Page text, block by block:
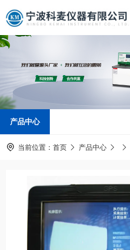
产品中心
当前位置： 首页 产品中心